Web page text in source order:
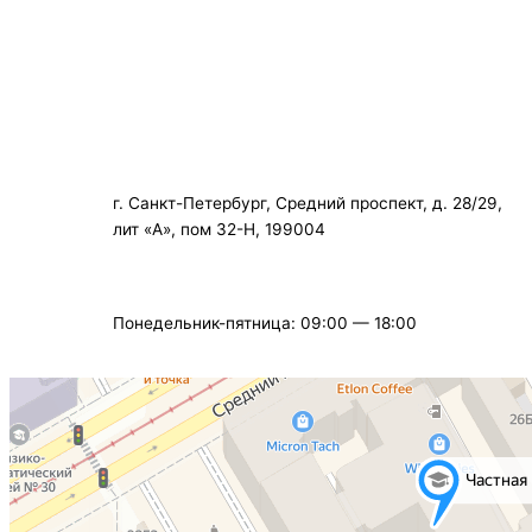
г. Санкт-Петербург, Средний проспект, д. 28/29,
лит «А», пом 32-Н, 199004
Понедельник-пятница: 09:00 — 18:00